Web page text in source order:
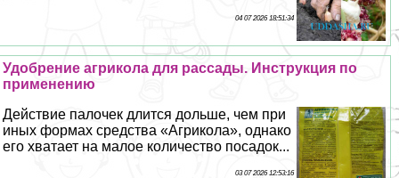
04 07 2026 18:51:34
Удобрение агрикола для рассады. Инструкция по
применению
Действие палочек длится дольше, чем при
иных формах средства «Агрикола», однако
его хватает на малое количество посадок...
03 07 2026 12:53:16